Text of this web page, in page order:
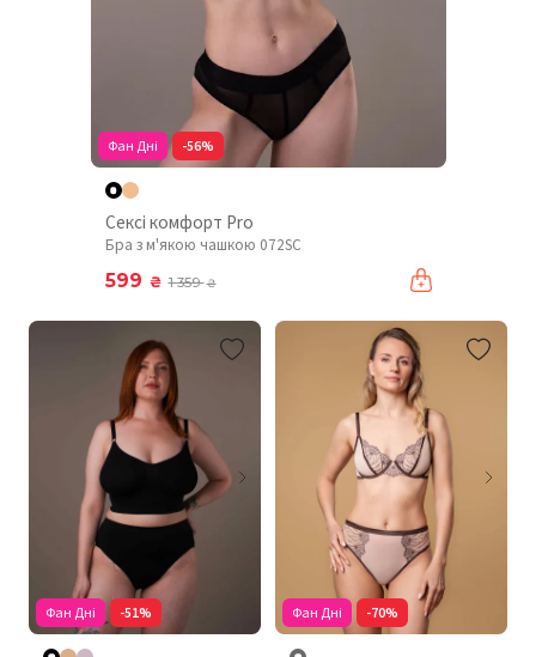
Фан Дні -56%
Сексі комфорт Pro
Бра з м'якою чашкою 072SC
599 ₴ 1 359₴
Фан Дні -51% Фан Дні -70%